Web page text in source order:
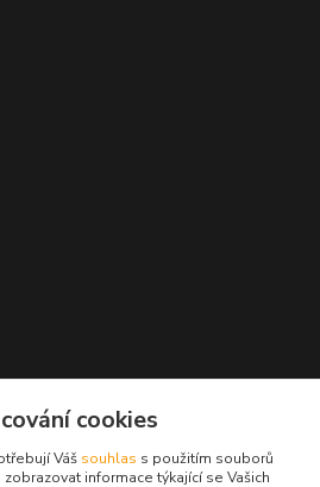
cookies
Váš souhlas s použitím souborů
informace týkající se Vašich